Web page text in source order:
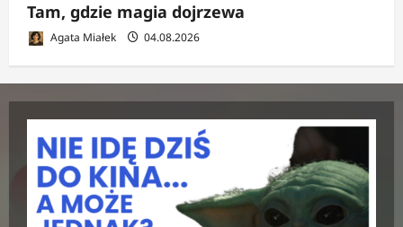
Tam, gdzie magia dojrzewa
Agata Miałek 04.08.2026